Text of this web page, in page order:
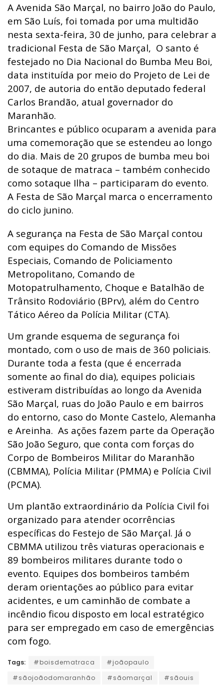
A Avenida São Marçal, no bairro João do Paulo,
em São Luís, foi tomada por uma multidão
nesta sexta-feira, 30 de junho, para celebrar a
tradicional Festa de São Marçal, O santo é
festejado no Dia Nacional do Bumba Meu Boi,
data instituída por meio do Projeto de Lei de
2007, de autoria do então deputado federal
Carlos Brandão, atual governador do
Maranhão.
Brincantes e público ocuparam a avenida para
uma comemoração que se estendeu ao longo
do dia. Mais de 20 grupos de bumba meu boi
de sotaque de matraca – também conhecido
como sotaque Ilha – participaram do evento.
A Festa de São Marçal marca o encerramento
do ciclo junino.
A segurança na Festa de São Marçal contou
com equipes do Comando de Missões
Especiais, Comando de Policiamento
Metropolitano, Comando de
Motopatrulhamento, Choque e Batalhão de
Trânsito Rodoviário (BPrv), além do Centro
Tático Aéreo da Polícia Militar (CTA).
Um grande esquema de segurança foi
montado, com o uso de mais de 360 policiais.
Durante toda a festa (que é encerrada
somente ao final do dia), equipes policiais
estiveram distribuídas ao longo da Avenida
São Marçal, ruas do João Paulo e em bairros
do entorno, caso do Monte Castelo, Alemanha
e Areinha. As ações fazem parte da Operação
São João Seguro, que conta com forças do
Corpo de Bombeiros Militar do Maranhão
(CBMMA), Polícia Militar (PMMA) e Polícia Civil
(PCMA).
Um plantão extraordinário da Polícia Civil foi
organizado para atender ocorrências
específicas do Festejo de São Marçal. Já o
CBMMA utilizou três viaturas operacionais e
89 bombeiros militares durante todo o
evento. Equipes dos bombeiros também
deram orientações ao público para evitar
acidentes, e um caminhão de combate a
incêndio ficou disposto em local estratégico
para ser empregado em caso de emergências
com fogo.
Tags: #boisdematraca
#joãopaulo
#sãojoãodomaranhão
#sãomarçal #sãouis